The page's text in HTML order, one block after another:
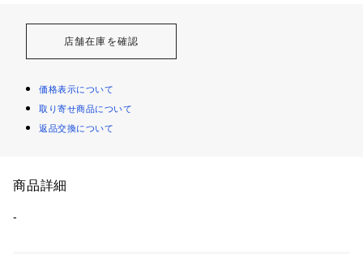
店舗在庫を確認
価格表示について
取り寄せ商品について
返品交換について
商品詳細
-